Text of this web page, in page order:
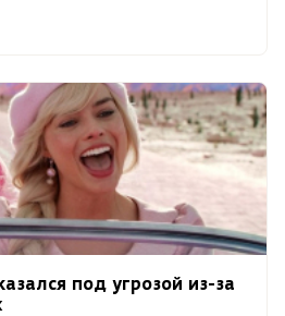
под угрозой из-за